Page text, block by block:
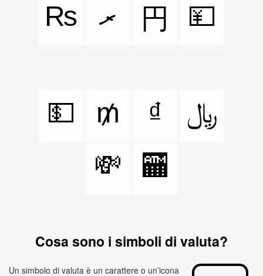
₨
ރ 円 💴
💵 ₥ ₫
﷼
💸
🏧
Cosa sono i simboli di valuta?
Un simbolo di valuta è un carattere o un’icona